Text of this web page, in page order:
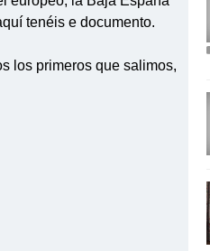
tenéis e documento.
los primeros que salimos,